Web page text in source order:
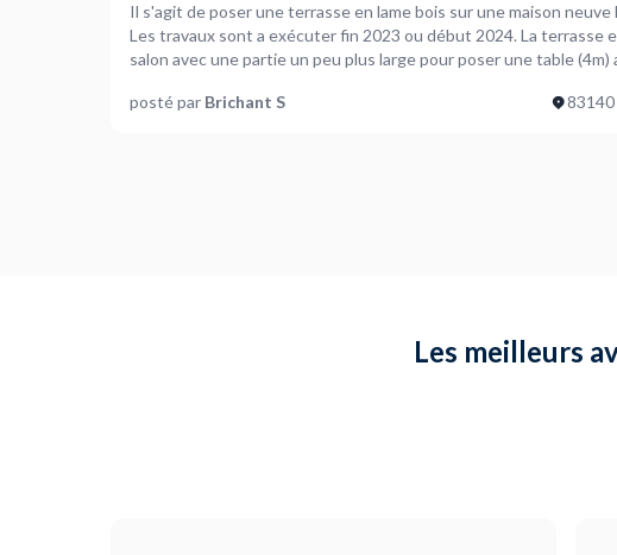
Il s'agit de poser une terrasse en lame bois sur une maison neuve
Les travaux sont a exécuter fin 2023 ou début 2024. La terrasse
salon avec une partie un peu plus large pour poser une table (4m)
de juillet 2023 (chantier) Le terrain est livré propre et remis en
posté par Brichant S 83140
Les meilleurs